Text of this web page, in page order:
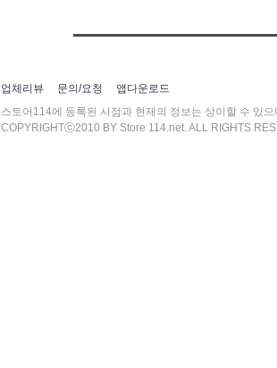
업체리뷰 문의/요청
앱다운로드
스토어114에 등록된 시점과 현재의 정보는 상이할 수 있
COPYRIGHTⓒ2010 BY Store 114.net. ALL RIGHTS